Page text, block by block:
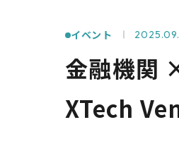
イベント
金融機関
XTech